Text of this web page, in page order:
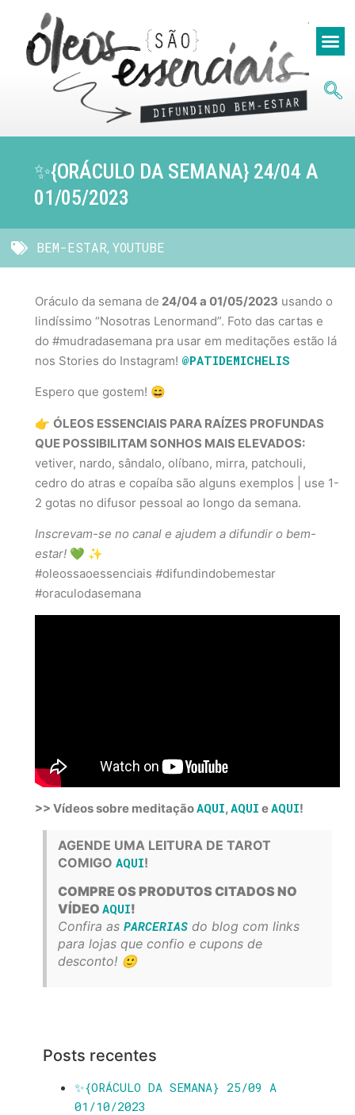
✨️{ORÁCULO DA SEMANA} 24/04 A
01/05/2023
BEM-ESTAR, YOUTUBE
Oráculo da semana de 24/04 a 01/05/2023 usando o
lindíssimo “Nosotras Lenormand”. Foto das cartas e
do #mudradasemana pra usar em meditações estão lá
nos Stories do Instagram! @PATIDEMICHELIS
Espero que gostem! 😄
👉 ÓLEOS ESSENCIAIS PARA RAÍZES PROFUNDAS
QUE POSSIBILITAM SONHOS MAIS ELEVADOS:
vetiver, nardo, sândalo, olíbano, mirra, patchouli,
cedro do atras e copaíba são alguns exemplos | use 1-
2 gotas no difusor pessoal ao longo da semana.
Inscrevam-se no canal e ajudem a difundir o bem-
estar! 💚 ✨
#oleossaoessenciais #difundindobemestar
#oraculodasemana
>> Vídeos sobre meditaçãoAQUI,AQUI eAQUI!
AGENDE UMA LEITURA DE TAROT
COMIGO AQUI!
COMPRE OS PRODUTOS CITADOS NO
VÍDEO AQUI!
Confira as PARCERIAS do blog com links
para lojas que confio e cupons de
desconto! 🙂
Posts recentes
✨️{ORÁCULO DA SEMANA} 25/09 A
01/10/2023